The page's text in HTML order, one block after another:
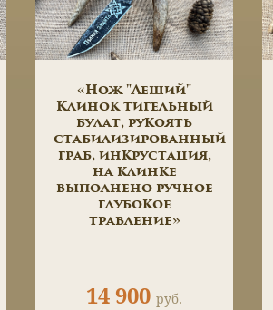
«Нож "Леший"
Клинок тигельный
булат, рукоять
стабилизированный
граб, инкрустация,
на клинке
выполнено ручное
глубокое
травление»
14 900 руб.